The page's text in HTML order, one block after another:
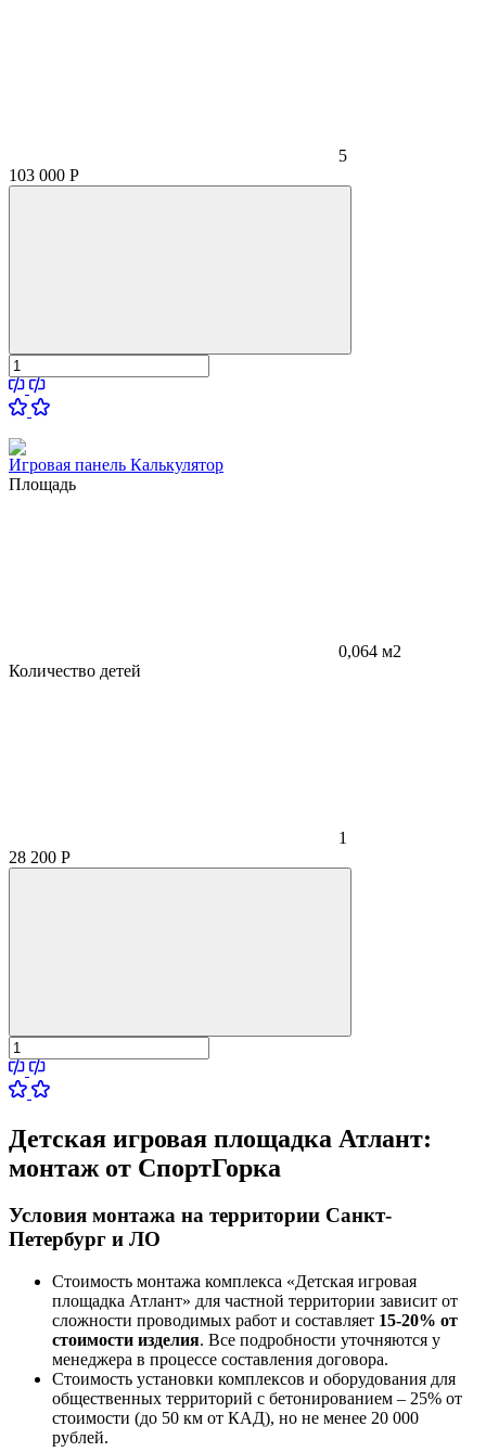
5
103 000 Р
Игровая панель Калькулятор
Площадь
0,064 м2
Количество детей
1
28 200 Р
Детская игровая площадка Атлант:
монтаж от СпортГорка
Условия монтажа на территории Санкт-
Петербург и ЛО
Стоимость монтажа комплекса «Детская игровая
площадка Атлант» для частной территории зависит от
сложности проводимых работ и составляет 15-20% от
стоимости изделия. Все подробности уточняются у
менеджера в процессе составления договора.
Стоимость установки комплексов и оборудования для
общественных территорий с бетонированием – 25% от
стоимости (до 50 км от КАД), но не менее 20 000
рублей.